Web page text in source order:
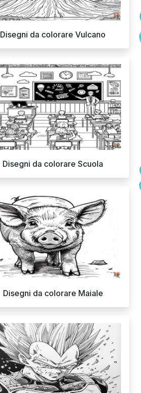
Disegni da colorare Vulcano
Disegni da colorare Scuola
Disegni da colorare Maiale